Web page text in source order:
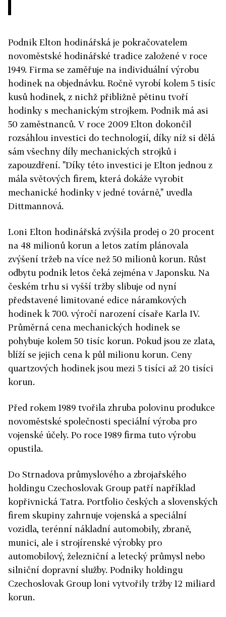
Podnik Elton hodinářská je pokračovatelem
novoměstské hodinářské tradice založené v roce
1949. Firma se zaměřuje na individuální výrobu
hodinek na objednávku. Ročně vyrobí kolem 5 tisíc
kusů hodinek, z nichž přibližně pětinu tvoří
hodinky s mechanickým strojkem. Podnik má asi
50 zaměstnanců. V roce 2009 Elton dokončil
rozsáhlou investici do technologií, díky níž si dělá
sám všechny díly mechanických strojků i
zapouzdření. "Díky této investici je Elton jednou z
mála světových firem, která dokáže vyrobit
mechanické hodinky v jedné továrně," uvedla
Dittmannová.
Loni Elton hodinářská zvýšila prodej o 20 procent
na 48 milionů korun a letos zatím plánovala
zvýšení tržeb na více než 50 milionů korun. Růst
odbytu podnik letos čeká zejména v Japonsku. Na
českém trhu si vyšší tržby slibuje od nyní
představené limitované edice náramkových
hodinek k 700. výročí narození císaře Karla IV.
Průměrná cena mechanických hodinek se
pohybuje kolem 50 tisíc korun. Pokud jsou ze zlata,
blíží se jejich cena k půl milionu korun. Ceny
quartzových hodinek jsou mezi 5 tisíci až 20 tisíci
korun.
Před rokem 1989 tvořila zhruba polovinu produkce
novoměstské společnosti speciální výroba pro
vojenské účely. Po roce 1989 firma tuto výrobu
opustila.
Do Strnadova průmyslového a zbrojařského
holdingu Czechoslovak Group patří například
kopřivnická Tatra. Portfolio českých a slovenských
firem skupiny zahrnuje vojenská a speciální
vozidla, terénní nákladní automobily, zbraně,
munici, ale i strojírenské výrobky pro
automobilový, železniční a letecký průmysl nebo
silniční dopravní služby. Podniky holdingu
Czechoslovak Group loni vytvořily tržby 12 miliard
korun.